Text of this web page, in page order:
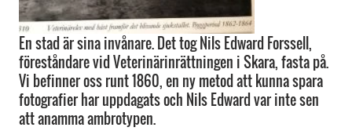
En stad är sina invånare. Det tog Nils Edward Forssell,
föreståndare vid Veterinärinrättningen i Skara, fasta på.
Vi befinner oss runt 1860, en ny metod att kunna spara
fotografier har uppdagats och Nils Edward var inte sen
att anamma ambrotypen.